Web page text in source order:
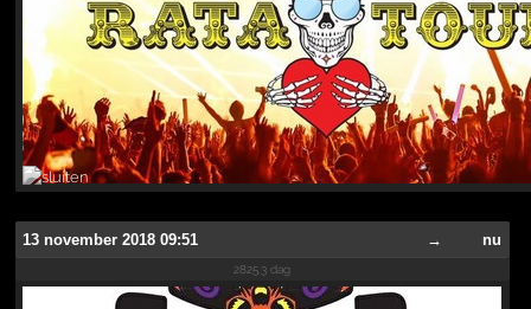
13 november 2018 09:51 → nu
2825.3 dag